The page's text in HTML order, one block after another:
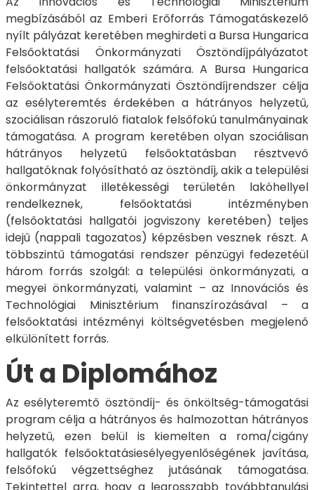
megbízásából az Emberi Erőforrás Támogatáskezelő
nyílt pályázat keretében meghirdeti a Bursa Hungarica
Felsőoktatási Önkormányzati Ösztöndíjpályázatot
felsőoktatási hallgatók számára. A Bursa Hungarica
Felsőoktatási Önkormányzati Ösztöndíjrendszer célja
az esélyteremtés érdekében a hátrányos helyzetű,
szociálisan rászoruló fiatalok felsőfokú tanulmányainak
támogatása. A program keretében olyan szociálisan
hátrányos helyzetű felsőoktatásban résztvevő
hallgatóknak folyósítható az ösztöndíj, akik a települési
önkormányzat illetékességi területén lakóhellyel
rendelkeznek, felsőoktatási intézményben
(felsőoktatási hallgatói jogviszony keretében) teljes
idejű (nappali tagozatos) képzésben vesznek részt. A
többszintű támogatási rendszer pénzügyi fedezetéül
három forrás szolgál: a települési önkormányzati, a
megyei önkormányzati, valamint – az Innovációs és
Technológiai Minisztérium finanszírozásával – a
felsőoktatási intézményi költségvetésben megjelenő
elkülönített forrás.
Út a Diplomához
Az esélyteremtő ösztöndíj- és önköltség-támogatási
program célja a hátrányos és halmozottan hátrányos
helyzetű, ezen belül is kiemelten a roma/cigány
hallgatók felsőoktatásiesélyegyenlőségének javítása,
felsőfokú végzettséghez jutásának támogatása.